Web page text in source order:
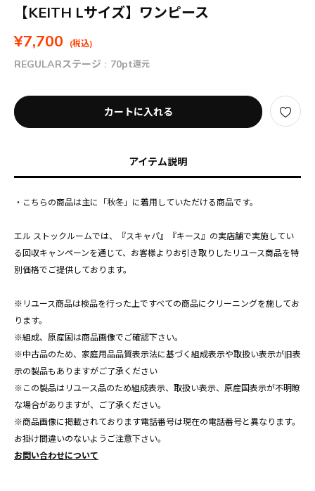
【KEITH Lサイズ】ワンピース
¥7,700 (税込)
REGULARステージ : 70pt還元
カートに入れる
アイテム説明
・こちらの商品は主に「秋冬」に着用していただける商品です。
エル ストックルームでは、『スキャパ』『キース』の実店舗で実施してい
る回収キャンペーンを通じて、お客様よりお引き取りしたリユース商品を特
別価格でご提供しております。
※リユース商品は検品を行った上ですべての商品にクリーニングを施してお
ります。
※組成、原産国は商品画像でご確認下さい。
※中古品のため、家庭用品品質表示法に基づく組成表示や取扱い表示が旧表
示の製品もありますがご了承ください
※この製品はリユース品のため組成表示、取扱い表示、原産国表示が不明瞭
な場合がありますが、ご了承ください。
※商品画像に掲載されております電話番号は現在の電話番号と異なります。
お掛け間違いのないようご注意下さい。
お問い合わせについて